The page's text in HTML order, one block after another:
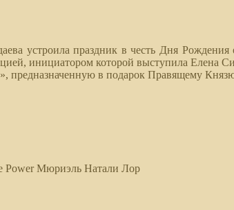
устроила праздник в честь Дня
инициатором которой выступила Елена
предназначенную в подарок Правящему
Power Мюриэль Натали Лор